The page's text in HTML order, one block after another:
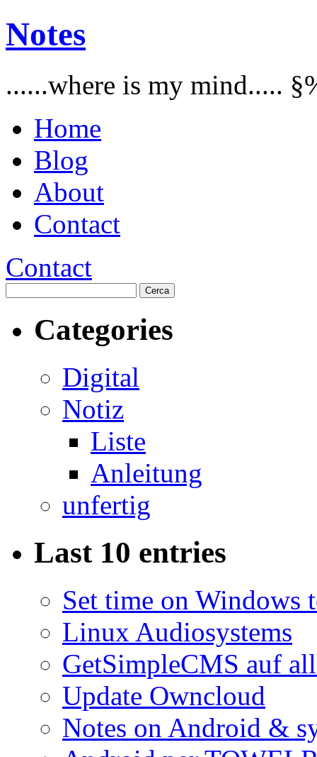
Notes
......where is my mind.....
Home
Blog
About
Contact
Contact
Categories
Digital
Notiz
Liste
Anleitung
unfertig
Last 10 entries
Set time on
Linux Audiosystems
GetSimpleCMS auf
Update Owncloud
Notes on Android &